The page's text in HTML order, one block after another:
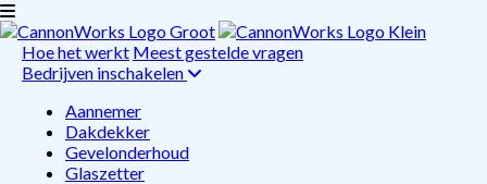
Hoe het werkt Meest gestelde vragen
Bedrijven inschakelen
Aannemer
Dakdekker
Gevelonderhoud
Glaszetter